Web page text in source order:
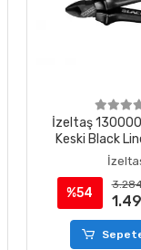
İzeltaş
Keski Black
%54